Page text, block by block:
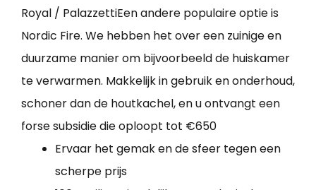
Royal / PalazzettiEen andere populaire optie is
Nordic Fire. We hebben het over een zuinige en
duurzame manier om bijvoorbeeld de huiskamer
te verwarmen. Makkelijk in gebruik en onderhoud,
schoner dan de houtkachel, en u ontvangt een
forse subsidie die oploopt tot €650
Ervaar het gemak en de sfeer tegen een
scherpe prijs